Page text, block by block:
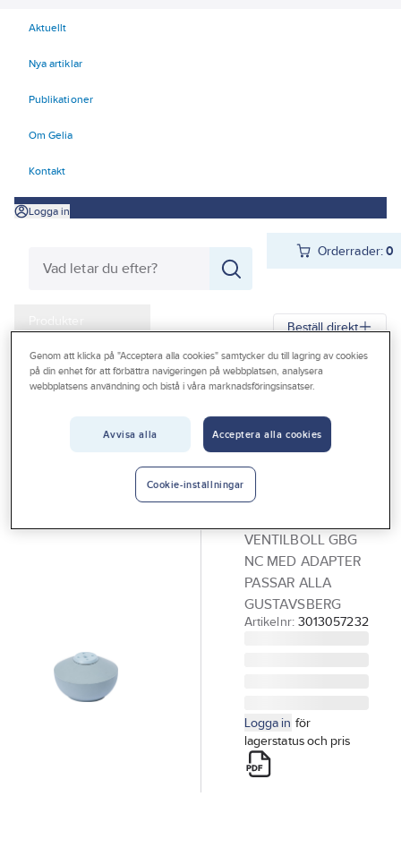
Aktuellt
Nya artiklar
Publikationer
Om Gelia
Kontakt
Logga in
Orderrader:0
Produkter
Kampanjer
Outlet
Beställ direkt
Gelia Produkter Gelia VVS
Sanitetporslin
GUSTAVSBERG
Ventilboll till
Gustavsbergs
VENTILBOLL GBG
NC MED ADAPTER
PASSAR ALLA
GUSTAVSBERG
Artikelnr: 3013057232
Logga in för
lagerstatus och pris
Genom att klicka på "Acceptera alla cookies" samtycker du till lagring av cookies
på din enhet för att förbättra navigeringen på webbplatsen, analysera
webbplatsens användning och bistå i våra marknadsföringsinsatser.
Avvisa alla Acceptera alla cookies
Cookie-inställningar